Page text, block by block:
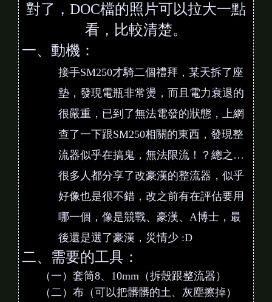
對了，DOC檔的照片可以拉大一點
看，比較清楚。
一、動機：
接手SM250才騎二個禮拜，某天拆了座
墊，發現電瓶非常燙，而且電力衰退的
很嚴重，已到了無法電發的狀態，上網
查了一下跟SM250相關的東西，發現整
流器似乎在搞鬼，無法限流！？總之…
很多人都分享了改豪漢的整流器，似乎
好像也是很不錯，改之前有在評估要用
哪一個，像是競戰、豪漢、A博士，最
後還是選了豪漢，災情少 :D
二、需要的工具：
（一）套筒8、10mm（拆殼跟整流器）
（二）布（可以把髒髒的土、灰塵擦掉）